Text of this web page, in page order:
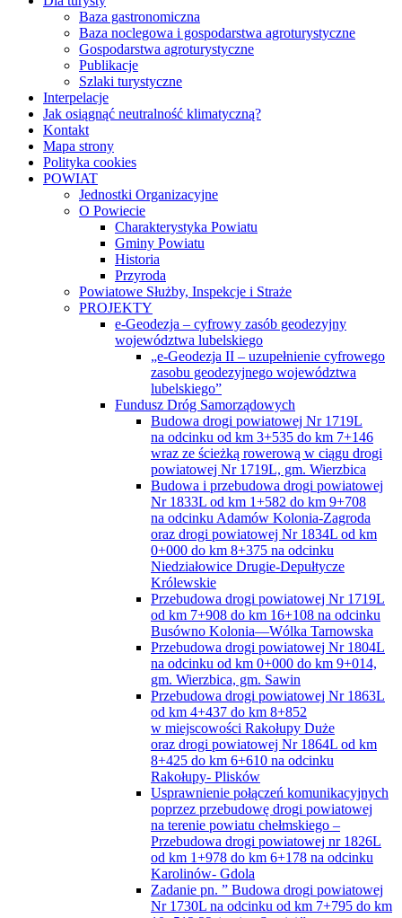
Baza gastronomiczna
Baza noclegowa i gospodarstwa agroturystyczne
Gospodarstwa agroturystyczne
Publikacje
Szlaki turystyczne
Interpelacje
Jak osiągnąć neutralność klimatyczną?
Kontakt
Mapa strony
Polityka cookies
POWIAT
Jednostki Organizacyjne
O Powiecie
Charakterystyka Powiatu
Gminy Powiatu
Historia
Przyroda
Powiatowe Służby, Inspekcje i Straże
PROJEKTY
e-Geodezja – cyfrowy zasób geodezyjny
województwa lubelskiego
„e-Geodezja II – uzupełnienie cyfrowego
zasobu geodezyjnego województwa
lubelskiego”
Fundusz Dróg Samorządowych
Budowa drogi powiatowej Nr 1719L
na odcinku od km 3+535 do km 7+146
wraz ze ścieżką rowerową w ciągu drogi
powiatowej Nr 1719L, gm. Wierzbica
Budowa i przebudowa drogi powiatowej
Nr 1833L od km 1+582 do km 9+708
na odcinku Adamów Kolonia-Zagroda
oraz drogi powiatowej Nr 1834L od km
0+000 do km 8+375 na odcinku
Niedziałowice Drugie-Depułtycze
Królewskie
Przebudowa drogi powiatowej Nr 1719L
od km 7+908 do km 16+108 na odcinku
Busówno Kolonia—Wólka Tarnowska
Przebudowa drogi powiatowej Nr 1804L
na odcinku od km 0+000 do km 9+014,
gm. Wierzbica, gm. Sawin
Przebudowa drogi powiatowej Nr 1863L
od km 4+437 do km 8+852
w miejscowości Rakołupy Duże
oraz drogi powiatowej Nr 1864L od km
8+425 do km 6+610 na odcinku
Rakołupy- Plisków
Usprawnienie połączeń komunikacyjnych
poprzez przebudowę drogi powiatowej
na terenie powiatu chełmskiego –
Przebudowa drogi powiatowej nr 1826L
od km 1+978 do km 6+178 na odcinku
Karolinów- Gdola
Zadanie pn. ” Budowa drogi powiatowej
Nr 1730L na odcinku od km 7+795 do km